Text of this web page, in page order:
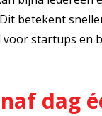
betekent
startups en
dag